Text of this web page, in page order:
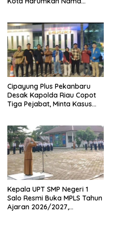
Cipayung Plus Pekanbaru
Desak Kapolda Riau Copot
Tiga Pejabat, Minta Kasus
Kepala UPT SMP Negeri 1
Salo Resmi Buka MPLS Tahun
Ajaran 2026/2027,